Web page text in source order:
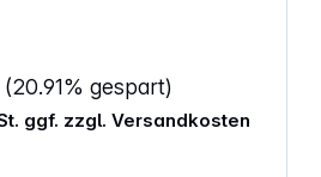
(20.91% gespart)
ggf. zzgl. Versandkosten